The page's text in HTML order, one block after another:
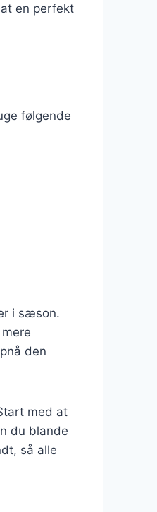
en perfekt
følgende
i sæson.
den
med at
du blande
så alle